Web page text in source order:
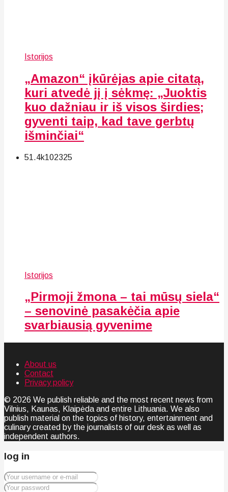
Istorijos
„Amazon“ įkūrėjas apie citatą,
kuri atvedė jį į sėkmę: „Juoktis
kuo dažniau ir iš visos širdies;
gyventi taip, kad tave gerbtų
išminčiai“
51.4k102325
Istorijos
„Pirmoji žmona – tai mūsų siela“
– senovinė pasakėčia apie
svarbiausią gyvenime
About us
Contact
Privacy policy
© 2026 We publish reliable and the most recent news from
Vilnius, Kaunas, Klaipėda and entire Lithuania. We also
publish material on the topics of history, entertainment and
culinary created by the journalists of our desk as well as
independent authors.
log in